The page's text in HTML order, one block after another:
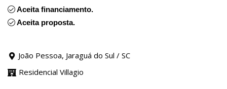
Aceita financiamento.
Aceita proposta.
João Pessoa, Jaraguá do Sul / SC
Residencial Villagio